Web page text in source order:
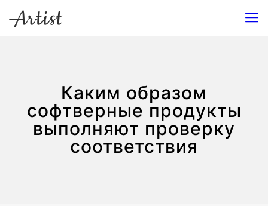
Каким образом
софтверные продукты
выполняют проверку
соответствия